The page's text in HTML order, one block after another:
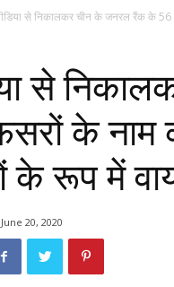
से निकालकर चीन के जनरल रैंक के
से
के नाम
के रूप में
June 20, 2020